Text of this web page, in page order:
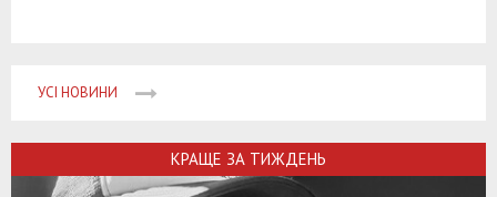
УСІ НОВИНИ
КРАЩЕ ЗА ТИЖДЕНЬ